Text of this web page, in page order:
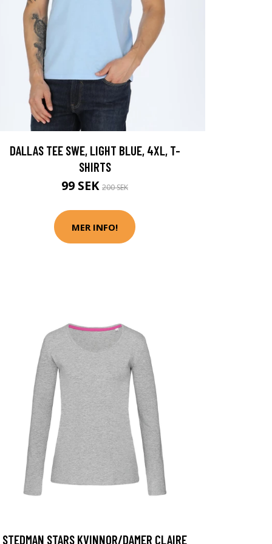
DALLAS TEE SWE, LIGHT BLUE, 4XL, T-
SHIRTS
99 SEK 200 SEK
MER INFO!
STEDMAN STARS KVINNOR/DAMER CLAIRE